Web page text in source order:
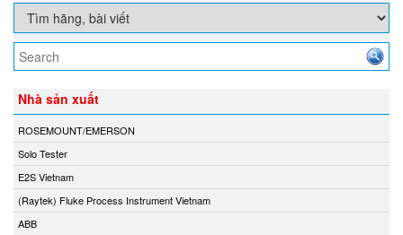
Nhà sản xuất
ROSEMOUNT/EMERSON
Solo Tester
E2S Vietnam
(Raytek) Fluke Process Instrument Vietnam
ABB